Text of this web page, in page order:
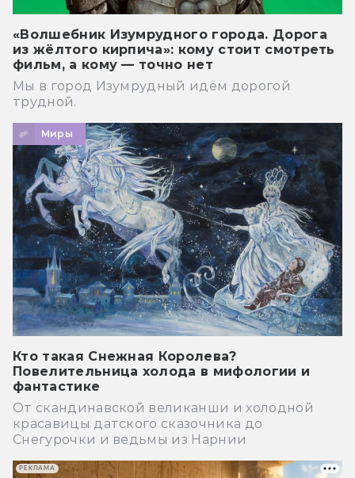
«Волшебник Изумрудного города. Дорога
из жёлтого кирпича»: кому стоит смотреть
фильм, а кому — точно нет
Мы в город Изумрудный идём дорогой
трудной.
Миры
Кто такая Снежная Королева?
Повелительница холода в мифологии и
фантастике
От скандинавской великанши и холодной
красавицы датского сказочника до
Снегурочки и ведьмы из Нарнии
РЕКЛАМА